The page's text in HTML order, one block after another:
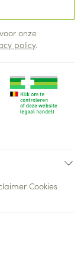
onze
policy.
Cookies